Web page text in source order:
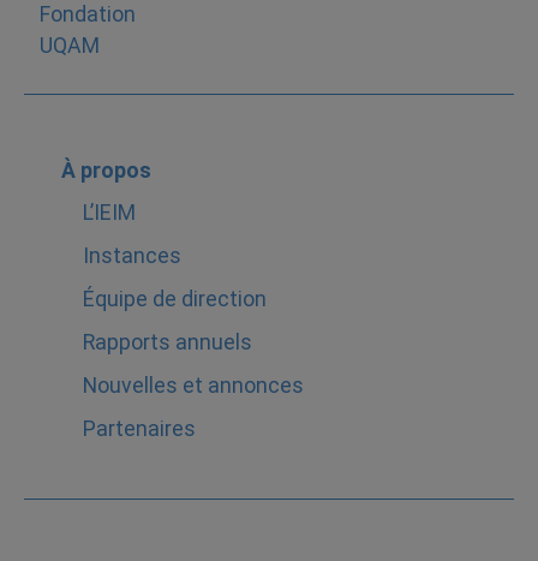
À propos
L’IEIM
Instances
Équipe de direction
Rapports annuels
Nouvelles et annonces
Partenaires